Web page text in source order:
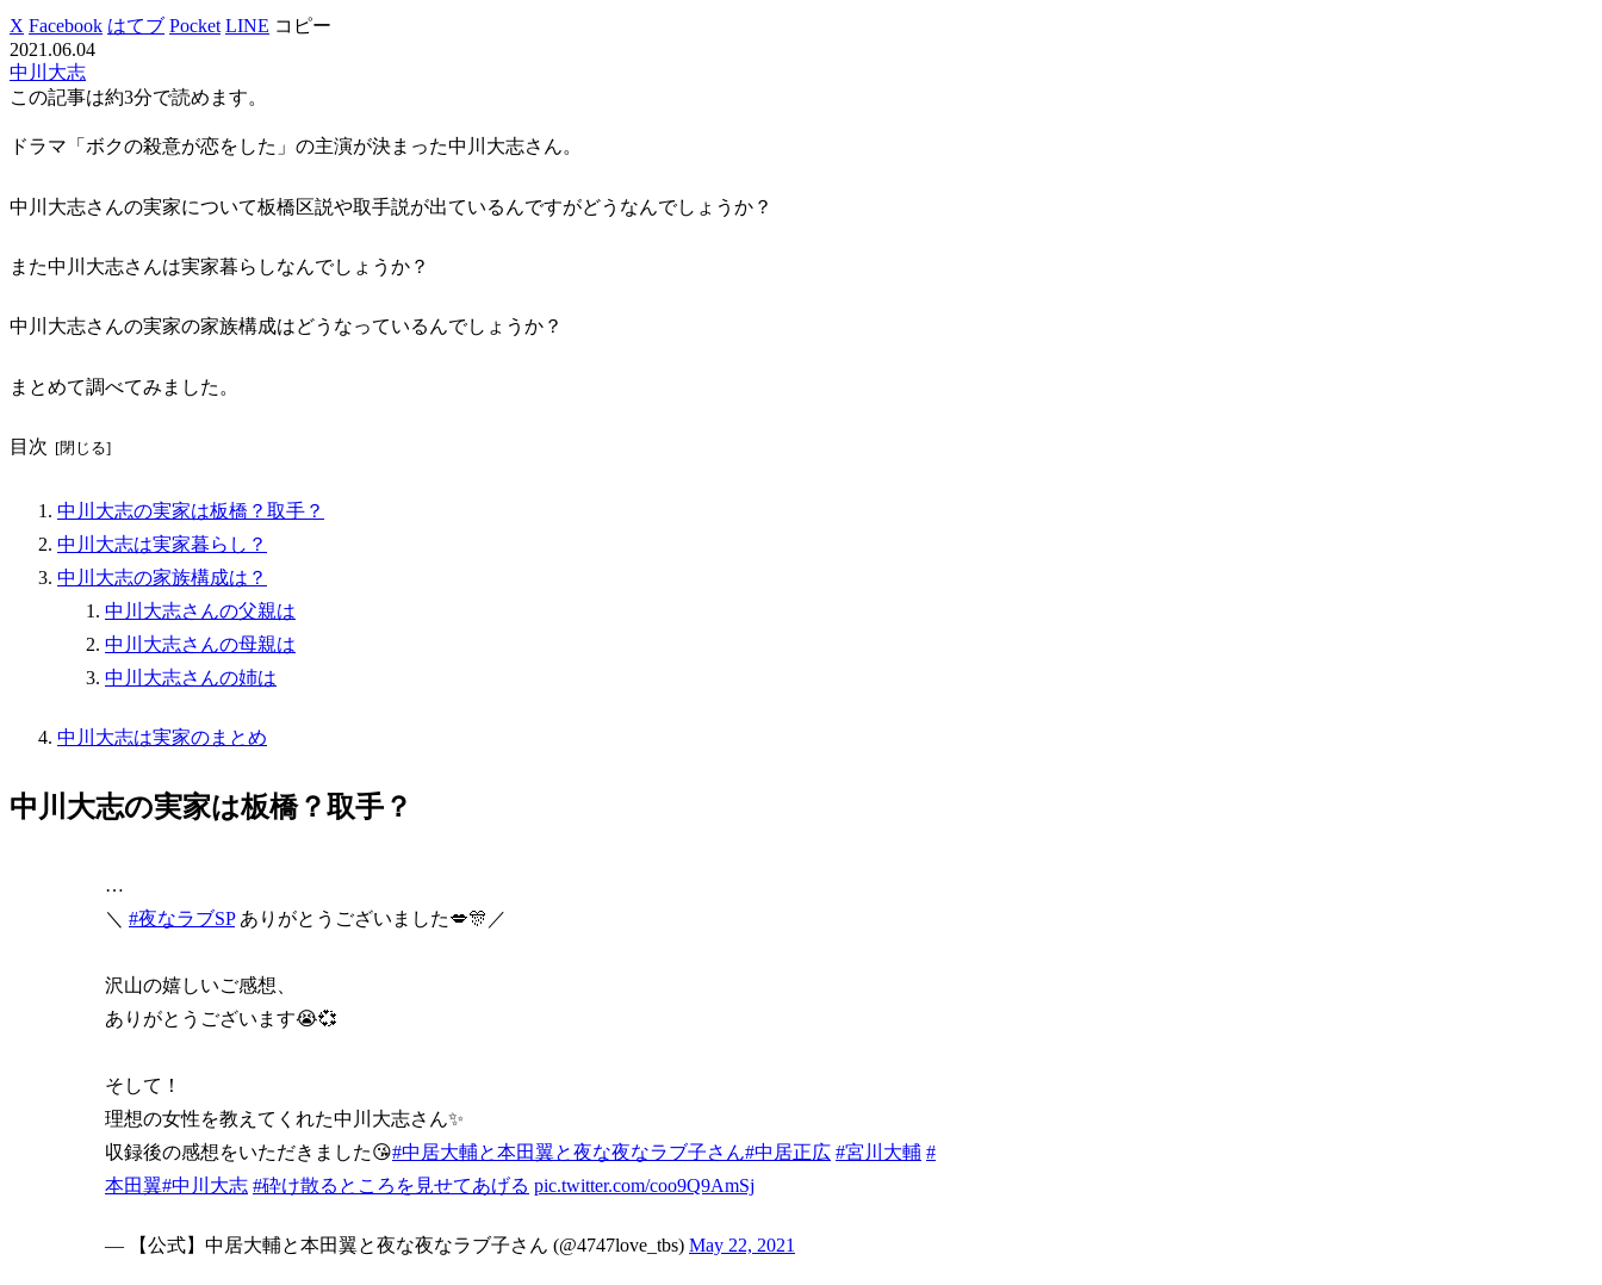
X Facebook はてブ Pocket LINE コピー
2021.06.04
中川大志
この記事は約3分で読めます。
ドラマ「ボクの殺意が恋をした」の主演が決まった中川大志さん。
中川大志さんの実家について板橋区説や取手説が出ているんですがどうなんでしょうか？
また中川大志さんは実家暮らしなんでしょうか？
中川大志さんの実家の家族構成はどうなっているんでしょうか？
まとめて調べてみました。
目次
中川大志の実家は板橋？取手？
中川大志は実家暮らし？
中川大志の家族構成は？
中川大志さんの父親は
中川大志さんの母親は
中川大志さんの姉は
中川大志は実家のまとめ
中川大志の実家は板橋？取手？
…
＼ #夜なラブSPありがとうございました💋🎊／
沢山の嬉しいご感想、
ありがとうございます😭💞
そして！
理想の女性を教えてくれた中川大志さん✨
収録後の感想をいただきました😘#中居大輔と本田翼と夜な夜なラブ子さん#中居正広 #宮川大輔 #
本田翼#中川大志 #砕け散るところを見せてあげる pic.twitter.com/coo9Q9AmSj
— 【公式】中居大輔と本田翼と夜な夜なラブ子さん (@4747love_tbs) May 22, 2021